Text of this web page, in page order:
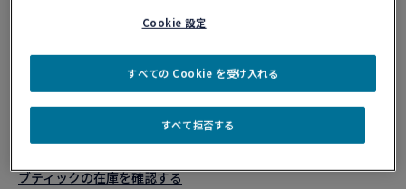
カスタマイズ
ショッピングバッグに追加
10営業日以内に発送
ブティックの在庫を確認する​
Cookie 設定
すべて拒否する
すべての Cookie を受け入れる